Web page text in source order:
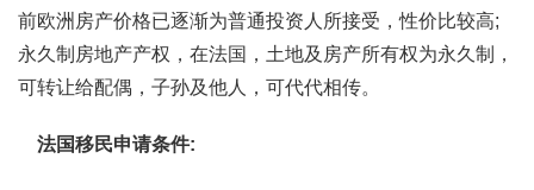
前欧洲房产价格已逐渐为普通投资人所接受，性价比较高;
永久制房地产产权，在法国，土地及房产所有权为永久制，
可转让给配偶，子孙及他人，可代代相传。
法国移民申请条件: